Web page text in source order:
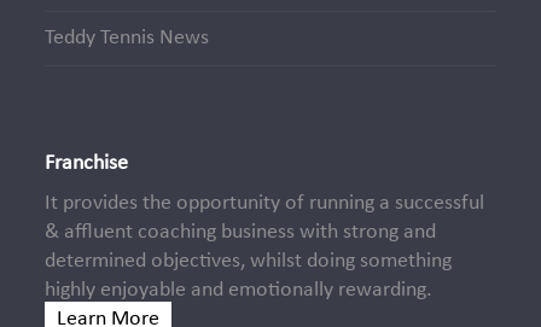
Teddy Tennis News
Franchise
It provides the opportunity of running a successful
& affluent coaching business with strong and
determined objectives, whilst doing something
highly enjoyable and emotionally rewarding.
Learn More